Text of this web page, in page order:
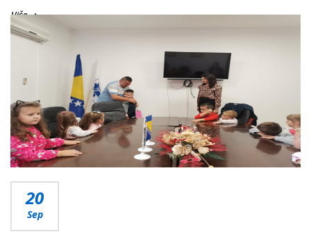
Više...
20
Sep